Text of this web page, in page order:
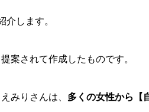
します。
案されて作成したものです。
みりさんは、 多くの女性から【